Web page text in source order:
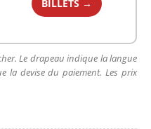
BILLETS →
Le drapeau indique la langue
la devise du paiement. Les prix